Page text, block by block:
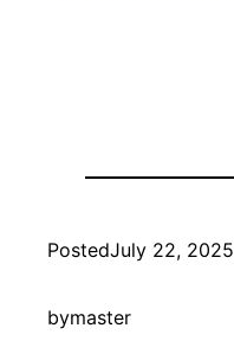
PostedJuly 22, 2025
bymaster